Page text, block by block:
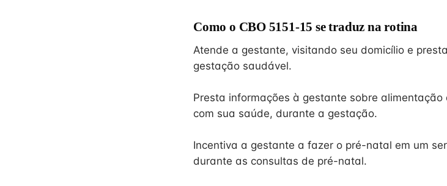
Como o CBO 5151-15 se traduz na rotina
Atende a gestante, visitando seu domicílio e
gestação saudável.
Presta informações à gestante sobre
com sua saúde, durante a gestação.
Incentiva a gestante a fazer o pré-natal em um
durante as consultas de pré-natal.